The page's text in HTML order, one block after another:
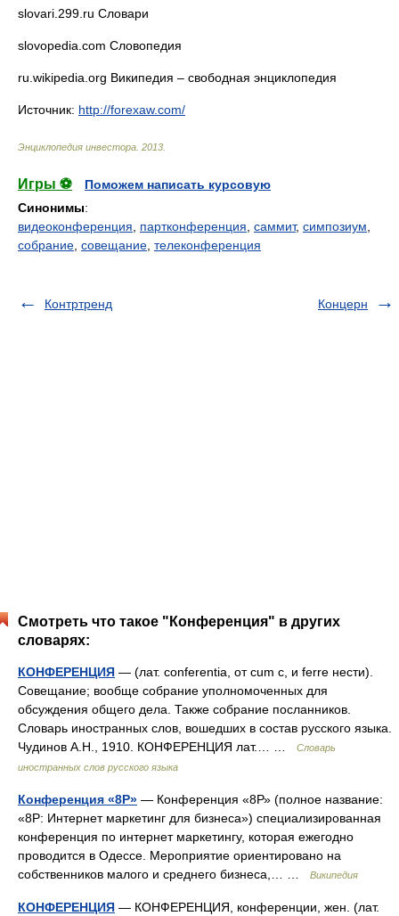
slovari.299.ru Словари
slovopedia.com Словопедия
ru.wikipedia.org Википедия – свободная энциклопедия
Источник: http://forexaw.com/
Энциклопедия инвестора 2013
Игры ⚽
Поможем написать курсовую
Синонимы:
видеоконференция
партконференция саммит, симпозиум
собрание совещание телеконференция
Контртренд Концерн
Смотреть что такое "Конференция" в других
словарях:
КОНФЕРЕНЦИЯ — (лат. conferentia, от cum с, и ferre нести).
Совещание; вообще собрание уполномоченных для
обсуждения общего дела. Также собрание посланников.
Словарь иностранных слов, вошедших в состав русского языка.
Чудинов А.Н., 1910. КОНФЕРЕНЦИЯ лат.… …
Словарь
иностранных слов русского языка
Конференция «8Р» — Конференция «8Р» (полное название:
«8Р: Интернет маркетинг для бизнеса») специализированная
конференция по интернет маркетингу, которая ежегодно
проводится в Одессе. Мероприятие ориентировано на
собственников малого и среднего бизнеса,… …
Википедия
КОНФЕРЕНЦИЯ — КОНФЕРЕНЦИЯ, конференции, жен. (лат.